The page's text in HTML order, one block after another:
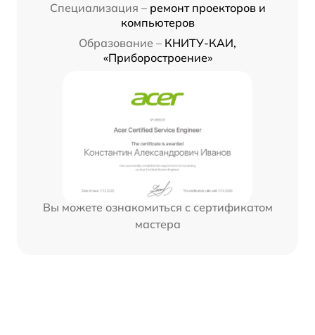
Специализация – ремонт проекторов и
компьютеров
Образование – КНИТУ-КАИ,
«Приборостроение»
Вы можете ознакомиться с сертификатом
мастера